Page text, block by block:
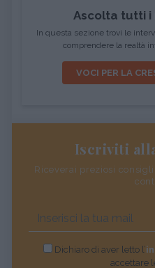
Ascolta tutti i
In questa sezione trovi le
comprendere la realtà
VOCI PER LA
Iscriviti
Riceverai preziosi
Dichiaro di aver letto l’
accettare